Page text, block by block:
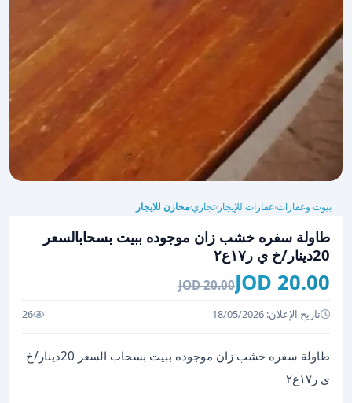
بيوت وعقارات›عقارات للإيجار ›تجاري›مخازن للايجار
طاولة سفره خشب زان موجوده ببيت بسحابالسعر
20دينار/خ ي ر١٧ع٢
20.00 JOD
20.00 JOD
تاريخ الإعلان: 18/05/2026 26
طاولة سفره خشب زان موجوده ببيت بسحاب السعر 20دينار/خ
ي ر١٧ع٢